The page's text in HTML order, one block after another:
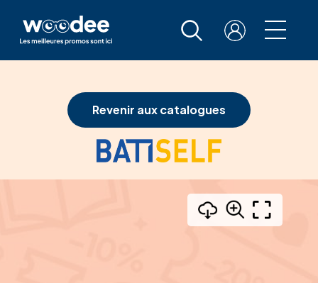
Revenir aux catalogues